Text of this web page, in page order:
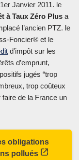
Janvier 2011. le
à Taux Zéro Plus a
l’ancien PTZ. le
Foncier® et le
d’impôt sur les
d’emprunt,
jugés “trop
trop coûteux
de la France un
obligations
pollués